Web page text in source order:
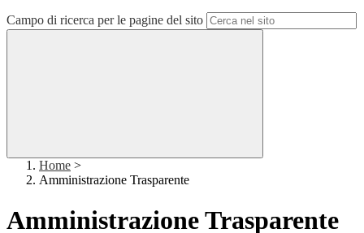
Campo di ricerca per le pagine del sito
Home >
Amministrazione Trasparente
Amministrazione Trasparente